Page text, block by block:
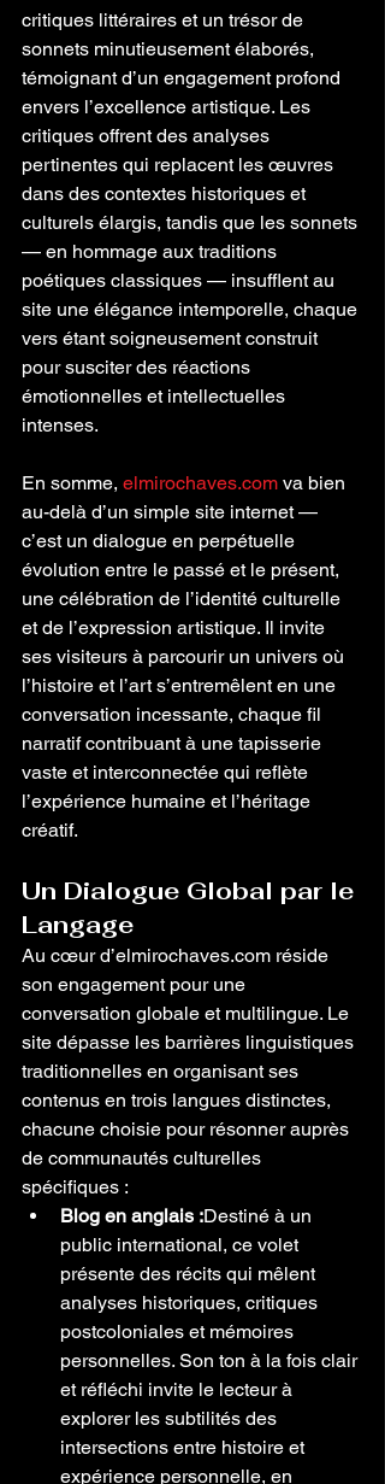
critiques littéraires et un trésor de
sonnets minutieusement élaborés,
témoignant d’un engagement profond
envers l’excellence artistique. Les
critiques offrent des analyses
pertinentes qui replacent les œuvres
dans des contextes historiques et
culturels élargis, tandis que les sonnets
— en hommage aux traditions
poétiques classiques — insufflent au
site une élégance intemporelle, chaque
vers étant soigneusement construit
pour susciter des réactions
émotionnelles et intellectuelles
intenses.
En somme, elmirochaves.com va bien
au-delà d’un simple site internet —
c’est un dialogue en perpétuelle
évolution entre le passé et le présent,
une célébration de l’identité culturelle
et de l’expression artistique. Il invite
ses visiteurs à parcourir un univers où
l’histoire et l’art s’entremêlent en une
conversation incessante, chaque fil
narratif contribuant à une tapisserie
vaste et interconnectée qui reflète
l’expérience humaine et l’héritage
créatif.
Un Dialogue Global par le
Langage
Au cœur d’elmirochaves.com réside
son engagement pour une
conversation globale et multilingue. Le
site dépasse les barrières linguistiques
traditionnelles en organisant ses
contenus en trois langues distinctes,
chacune choisie pour résonner auprès
de communautés culturelles
spécifiques :
Blog en anglais :Destiné à un
public international, ce volet
présente des récits qui mêlent
analyses historiques, critiques
postcoloniales et mémoires
personnelles. Son ton à la fois clair
et réfléchi invite le lecteur à
explorer les subtilités des
intersections entre histoire et
expérience personnelle, en